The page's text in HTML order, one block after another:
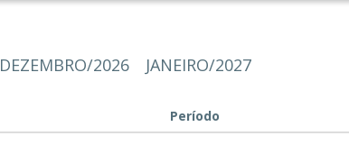
DEZEMBRO/2026 JANEIRO/2027
Período